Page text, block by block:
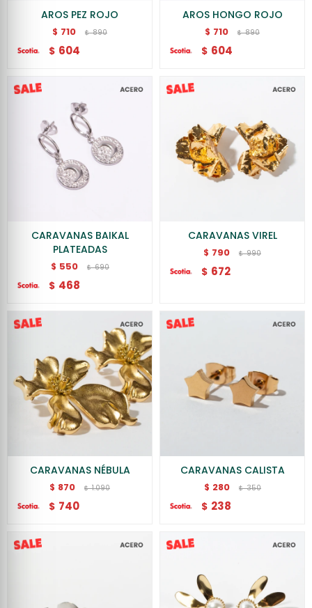
AROS PEZ ROJO
$ 710 $ 890
$ 604
AROS HONGO ROJO
$ 710 $ 890
$ 604
CARAVANAS BAIKAL
PLATEADAS
$ 550 $ 690
$ 468
CARAVANAS VIREL
$ 790 $ 990
$ 672
CARAVANAS NÉBULA
$ 870 $ 1.090
$ 740
CARAVANAS CALISTA
$ 280 $ 350
$ 238